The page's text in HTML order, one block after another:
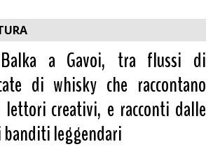
Balka a Gavoi, tra flussi di
di whisky che raccontano
creativi, e racconti dalle
banditi leggendari